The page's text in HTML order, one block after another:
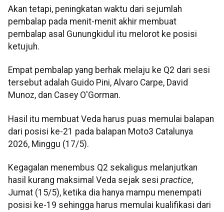
Akan tetapi, peningkatan waktu dari sejumlah
pembalap pada menit-menit akhir membuat
pembalap asal Gunungkidul itu melorot ke posisi
ketujuh.
Empat pembalap yang berhak melaju ke Q2 dari sesi
tersebut adalah Guido Pini, Alvaro Carpe, David
Munoz, dan Casey O'Gorman.
Hasil itu membuat Veda harus puas memulai balapan
dari posisi ke-21 pada balapan Moto3 Catalunya
2026, Minggu (17/5).
Kegagalan menembus Q2 sekaligus melanjutkan
hasil kurang maksimal Veda sejak sesi practice,
Jumat (15/5), ketika dia hanya mampu menempati
posisi ke-19 sehingga harus memulai kualifikasi dari